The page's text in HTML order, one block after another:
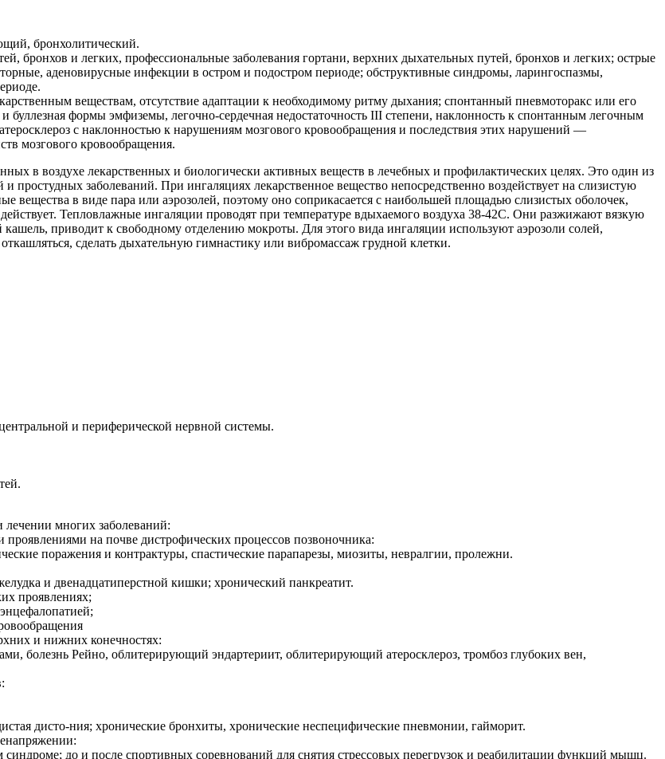
бронхолитический.
бронхов и легких, профессиональные заболевания гортани, верхних дыхательных путей, бронхов и легких; острые
аденовирусные инфекции в остром и подостром периоде; обструктивные синдромы, ларингоспазмы,
веществам, отсутствие адаптации к необходимому ритму дыхания; спонтанный пневмоторакс или его
буллезная формы эмфиземы, легочно-сердечная недостаточность III степени, наклонность к спонтанным легочным
с наклонностью к нарушениям мозгового кровообращения и последствия этих нарушений —
мозгового кровообращения.
в воздухе лекарственных и биологически активных веществ в лечебных и профилактических целях. Это один из
простудных заболеваний. При ингаляциях лекарственное вещество непосредственно воздействует на слизистую
вещества в виде пара или аэрозолей, поэтому оно соприкасается с наибольшей площадью слизистых оболочек,
Тепловлажные ингаляции проводят при температуре вдыхаемого воздуха 38-42С. Они разжижают вязкую
приводит к свободному отделению мокроты. Для этого вида ингаляции используют аэрозоли солей,
сделать дыхательную гимнастику или вибромассаж грудной клетки.
и периферической нервной системы.
лечении многих заболеваний:
проявлениями на почве дистрофических процессов позвоночника:
поражения и контрактуры, спастические парапарезы, миозиты, невралгии, пролежни.
и двенадцатиперстной кишки; хронический панкреатит.
проявлениях;
и нижних конечностях:
болезнь Рейно, облитерирующий эндартериит, облитерирующий атеросклероз, тромбоз глубоких вен,
дисто-ния; хронические бронхиты, хронические неспецифические пневмонии, гайморит.
до и после спортивных соревнований для снятия стрессовых перегрузок и реабилитации функций мышц.